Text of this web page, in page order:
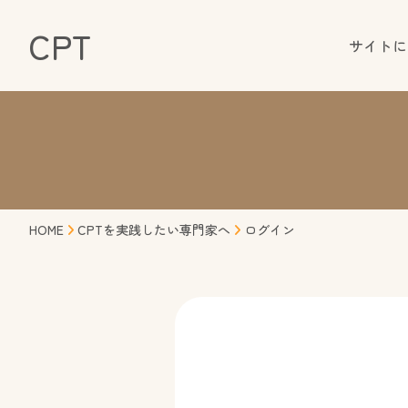
CPT サイト
HOME CPTを実践したい専門家へ ログイン